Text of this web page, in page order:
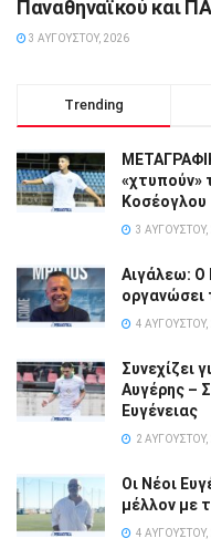
Παναθηναϊκού και
3 ΑΥΓΟΎΣΤΟΥ, 2026
Trending
«χτυπούν»
Κοσέογλου
3 ΑΥΓΟΎΣΤΟΥ,
Αιγάλεω: Ο
οργανώσει
4 ΑΥΓΟΎΣΤΟΥ,
Συνεχίζει
Αυγέρης –
Ευγένειας
2 ΑΥΓΟΎΣΤΟΥ,
Οι Νέοι
μέλλον με
4 ΑΥΓΟΎΣΤΟΥ,